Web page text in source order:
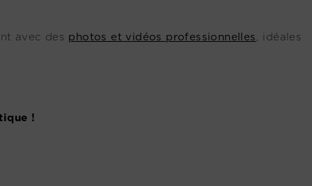
avec des photos et vidéos professionnelles, idéales
!